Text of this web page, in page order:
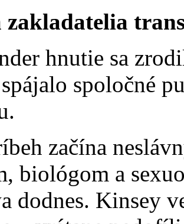
zakladatelia
hnutie sa
spoločné
začína
biológom a
dodnes. Kinsey